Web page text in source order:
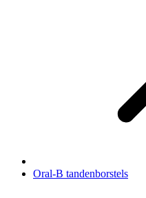
Oral-B tandenborstels